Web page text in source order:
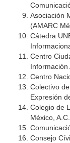
Asociación
(AMARC
Cátedra
Centro
Información
Centro
Colectivo
Expresión
Colegio de
México, A.C.
Consejo